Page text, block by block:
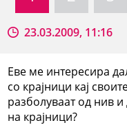
23.03.2009, 11:16
Еве ме интересира
со крајници кај
разболуваат од нив
на крајници?